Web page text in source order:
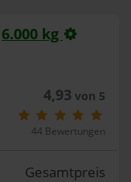
6.000 kg
4,93 von 5
44 Bewertungen
Gesamtpreis